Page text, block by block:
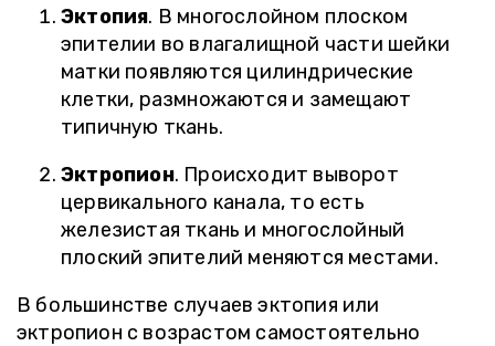
Эктопия. В многослойном плоском
эпителии во влагалищной части шейки
матки появляются цилиндрические
клетки, размножаются и замещают
типичную ткань.
Эктропион. Происходит выворот
цервикального канала, то есть
железистая ткань и многослойный
плоский эпителий меняются местами.
В большинстве случаев эктопия или
эктропион с возрастом самостоятельно